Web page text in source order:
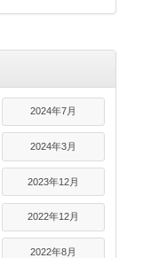
2024年7月
2024年3月
2023年12月
2022年12月
2022年8月